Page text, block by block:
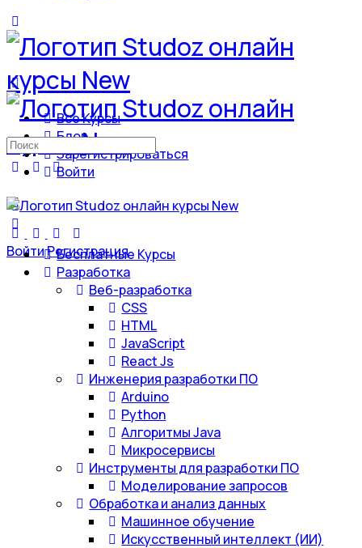
Все Курсы
Блог
Зарегистрироваться
Войти
ВойтиРегистрация
Искать:
Бесплатные Курсы
Разработка
Веб-разработка
CSS
HTML
JavaScript
React Js
Инженерия разработки ПО
Arduino
Python
Алгоритмы Java
Микросервисы
Инструменты для разработки ПО
Моделирование запросов
Обработка и анализ данных
Машинное обучение
Искусственный интеллект (ИИ)